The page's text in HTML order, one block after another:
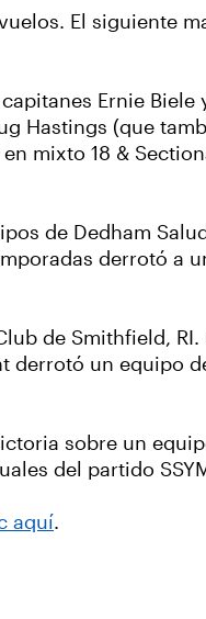
El siguiente
Ernie Biele
Hastings (que
mixto 18 &
de Dedham
derrotó a
de Smithfield,
un equipo
sobre un
del partido
aquí.